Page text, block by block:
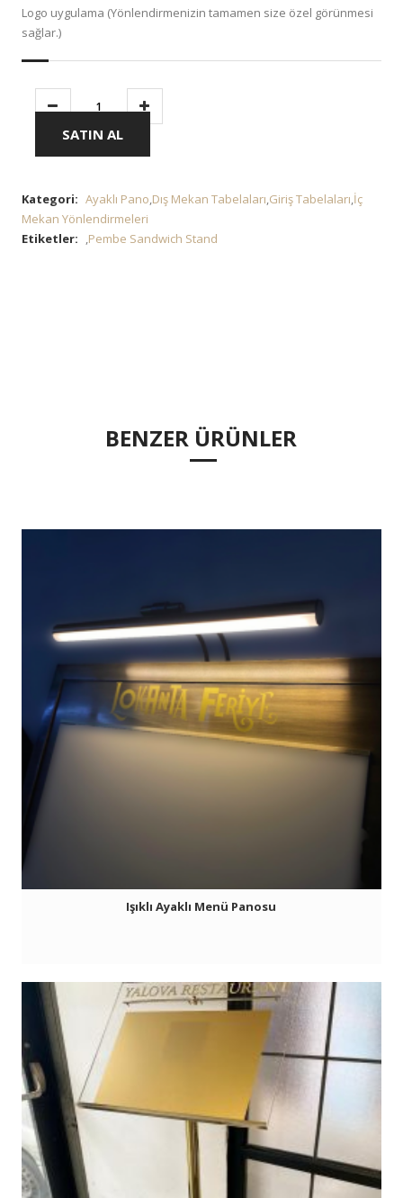
Logo uygulama (Yönlendirmenizin tamamen size özel görünmesi
sağlar.)
SATIN AL
Kategori: Ayaklı Pano,Dış Mekan Tabelaları,Giriş Tabelaları,İç
Mekan Yönlendirmeleri
Etiketler: ,Pembe Sandwich Stand
BENZER ÜRÜNLER
Işıklı Ayaklı Menü Panosu